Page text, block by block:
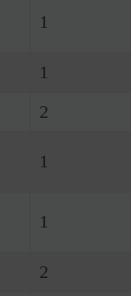
1
1
2
1
1
2